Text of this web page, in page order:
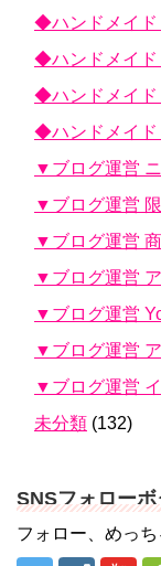
◆ハンドメイド
◆ハンドメイド
◆ハンドメイド
◆ハンドメイ
▼ブログ運営
▼ブログ運営
▼ブログ運営
▼ブログ運営
▼ブログ運営
▼ブログ運営
▼ブログ運営
未分類 (132)
SNSフォローボ
フォロー、めっち